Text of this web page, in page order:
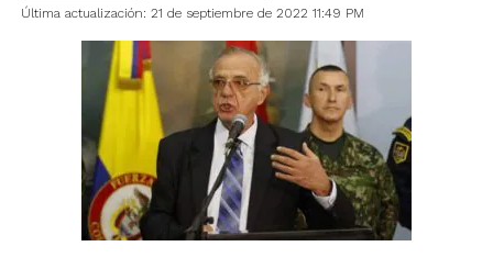
Última actualización: 21 de septiembre de 2022 11:49 PM